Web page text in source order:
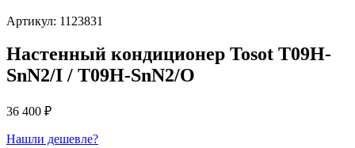
Артикул: 1123831
Настенный кондиционер Tosot T09H-
SnN2/I / T09H-SnN2/O
36 400 ₽
Нашли дешевле?